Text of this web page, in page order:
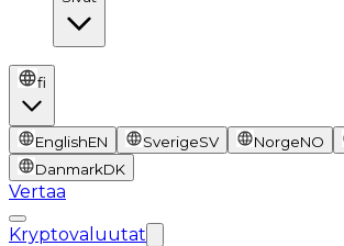
fi
EnglishEN SverigeSV NorgeNO
DanmarkDK
Vertaa
Kryptovaluutat